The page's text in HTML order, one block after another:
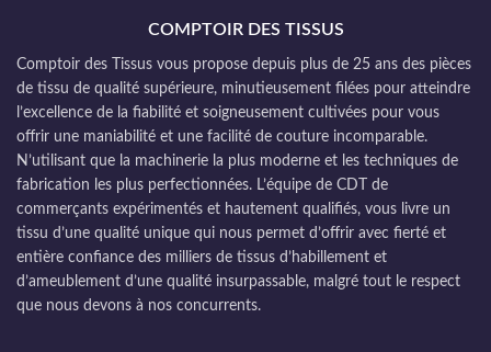
COMPTOIR DES TISSUS
Comptoir des Tissus vous propose depuis plus de 25 ans des pièces
de tissu de qualité supérieure, minutieusement filées pour atteindre
l’excellence de la fiabilité et soigneusement cultivées pour vous
offrir une maniabilité et une facilité de couture incomparable.
N’utilisant que la machinerie la plus moderne et les techniques de
fabrication les plus perfectionnées. L’équipe de CDT de
commerçants expérimentés et hautement qualifiés, vous livre un
tissu d’une qualité unique qui nous permet d’offrir avec fierté et
entière confiance des milliers de tissus d’habillement et
d’ameublement d’une qualité insurpassable, malgré tout le respect
que nous devons à nos concurrents.